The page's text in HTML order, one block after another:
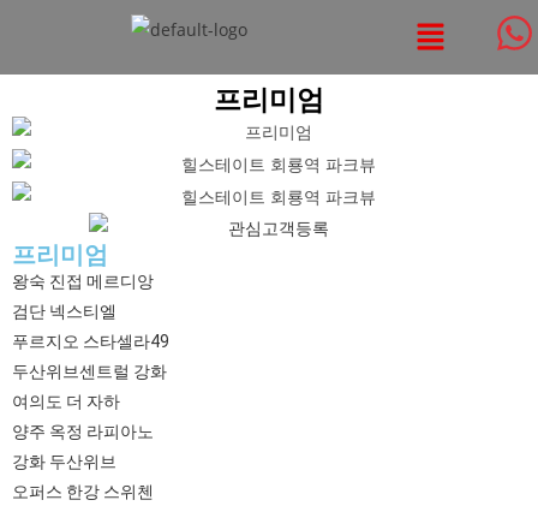
프리미엄
프리미엄
왕숙 진접 메르디앙
검단 넥스티엘
푸르지오 스타셀라49
두산위브센트럴 강화
여의도 더 자하
양주 옥정 라피아노
강화 두산위브
오퍼스 한강 스위첸